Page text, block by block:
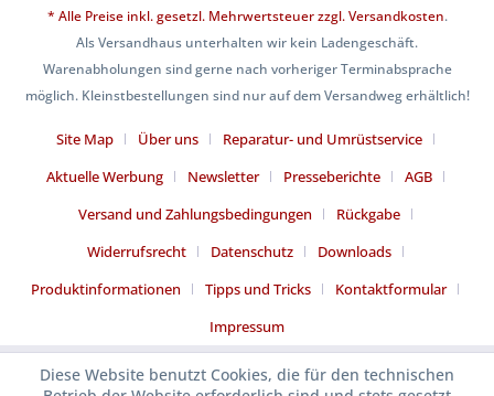
* Alle Preise inkl. gesetzl. Mehrwertsteuer zzgl.Versandkosten.
Als Versandhaus unterhalten wir kein Ladengeschäft.
Warenabholungen sind gerne nach vorheriger Terminabsprache
möglich. Kleinstbestellungen sind nur auf dem Versandweg erhältlich!
Site Map Über uns
Reparatur- und Umrüstservice
Aktuelle Werbung
Newsletter Presseberichte
AGB
Versand und Zahlungsbedingungen
Rückgabe
Widerrufsrecht
Datenschutz
Downloads
Produktinformationen
Tipps und Tricks
Kontaktformular
Impressum
Diese Website benutzt Cookies, die für den technischen